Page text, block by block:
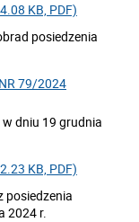
KB, PDF)
posiedzenia
79/2024
dniu 19 grudnia
KB, PDF)
posiedzenia
2024 r.